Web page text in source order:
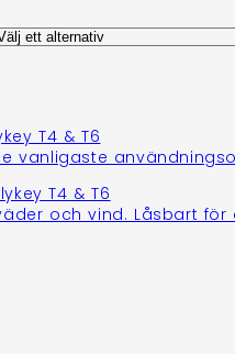
vanligaste
och vind. Låsbart